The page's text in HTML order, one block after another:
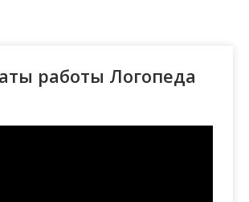
работы Логопеда